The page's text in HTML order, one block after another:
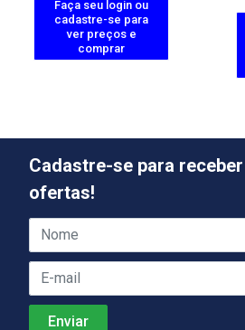
Faça seu login ou
cadastre-se para
ver preços e
comprar
Cadastre-se para
ofertas!